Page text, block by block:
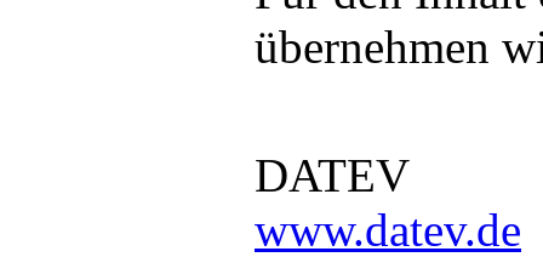
übernehmen
DATEV
www.datev.de